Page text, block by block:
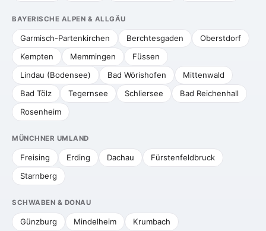
BAYERISCHE ALPEN & ALLGÄU
Garmisch-Partenkirchen Berchtesgaden
Oberstdorf
Kempten
Memmingen
Füssen
Lindau (Bodensee)
Bad Wörishofen
Mittenwald
Bad Tölz
Tegernsee Schliersee
Bad Reichenhall
Rosenheim
MÜNCHNER UMLAND
Freising Erding Dachau
Fürstenfeldbruck
Starnberg
SCHWABEN & DONAU
Günzburg Mindelheim Krumbach